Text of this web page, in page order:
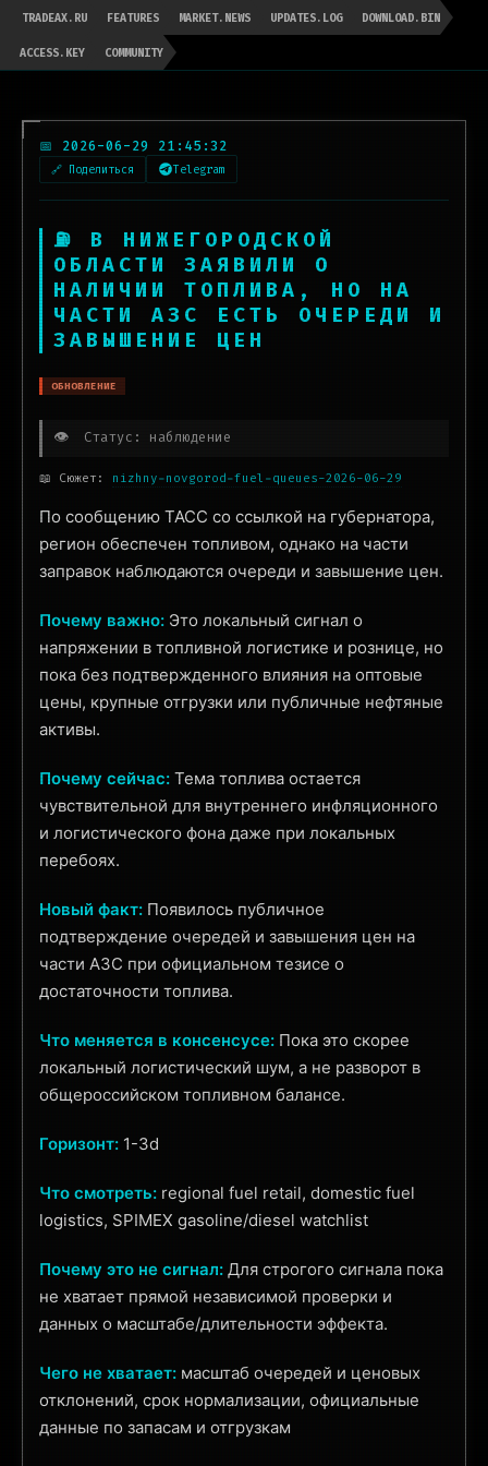
TRADEAX.RU FEATURES MARKET.NEWS UPDATES.LOG DOWNLOAD.BIN
ACCESS.KEY COMMUNITY
📅 2026-06-29 21:45:32
🔗 Поделиться Telegram
⛽ В НИЖЕГОРОДСКОЙ
ОБЛАСТИ ЗАЯВИЛИ О
НАЛИЧИИ ТОПЛИВА, НО НА
ЧАСТИ АЗС ЕСТЬ ОЧЕРЕДИ И
ЗАВЫШЕНИЕ ЦЕН
ОБНОВЛЕНИЕ
👁️ Статус: наблюдение
📖 Сюжет: nizhny-novgorod-fuel-queues-2026-06-29
По сообщению ТАСС со ссылкой на губернатора,
регион обеспечен топливом, однако на части
заправок наблюдаются очереди и завышение цен.
Почему важно: Это локальный сигнал о
напряжении в топливной логистике и рознице, но
пока без подтвержденного влияния на оптовые
цены, крупные отгрузки или публичные нефтяные
активы.
Почему сейчас: Тема топлива остается
чувствительной для внутреннего инфляционного
и логистического фона даже при локальных
перебоях.
Новый факт: Появилось публичное
подтверждение очередей и завышения цен на
части АЗС при официальном тезисе о
достаточности топлива.
Что меняется в консенсусе: Пока это скорее
локальный логистический шум, а не разворот в
общероссийском топливном балансе.
Горизонт: 1-3d
Что смотреть: regional fuel retail, domestic fuel
logistics, SPIMEX gasoline/diesel watchlist
Почему это не сигнал: Для строгого сигнала пока
не хватает прямой независимой проверки и
данных о масштабе/длительности эффекта.
Чего не хватает: масштаб очередей и ценовых
отклонений, срок нормализации, официальные
данные по запасам и отгрузкам